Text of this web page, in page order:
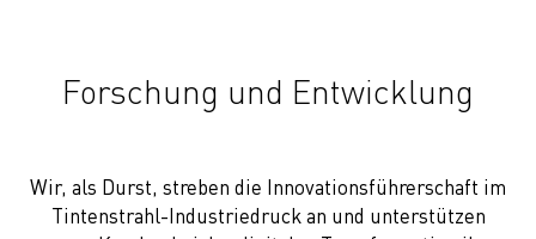
Forschung und Entwicklung
Wir, als Durst, streben die Innovationsführerschaft im
Tintenstrahl-Industriedruck an und unterstützen